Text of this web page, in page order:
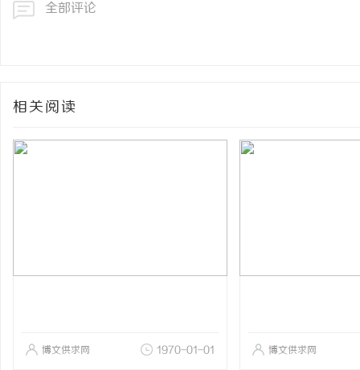
全部评论
相关阅读
博文供求网 1970-01-01 博文供求网